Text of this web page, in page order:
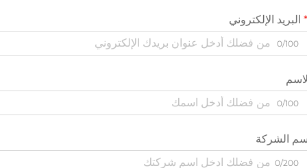
البريد الإلكتروني
0/100
0/100
الشركة
0/200